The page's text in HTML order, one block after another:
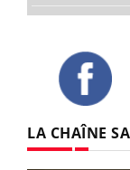
LA CHAÎNE